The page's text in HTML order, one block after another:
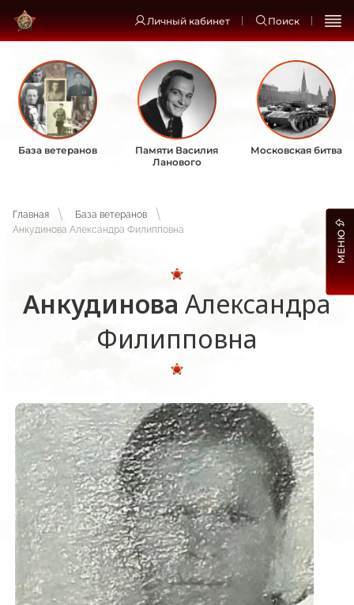
Личный кабинет Поиск
База ветеранов
Памяти Василия
Ланового
Московская битва
Главная
База ветеранов
Анкудинова Александра Филипповна
Анкудинова Александра
Филипповна
МЕНЮ